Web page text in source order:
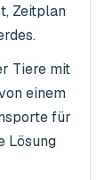
Zeitplan
Tiere mit
einem
für
Lösung